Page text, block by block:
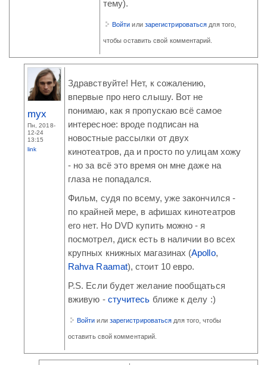
тему).
Войти или зарегистрироваться для того,
чтобы оставить свой комментарий.
myx
Пн, 2018-
12-24
13:15
link
Здравствуйте! Нет, к сожалению,
впервые про него слышу. Вот не
понимаю, как я пропускаю всё самое
интересное: вроде подписан на
новостные рассылки от двух
кинотеатров, да и просто по улицам хожу
- но за всё это время он мне даже на
глаза не попадался.
Фильм, судя по всему, уже закончился -
по крайней мере, в афишах кинотеатров
его нет. Но DVD купить можно - я
посмотрел, диск есть в наличии во всех
крупных книжных магазинах (Apollo,
Rahva Raamat), стоит 10 евро.
P.S. Если будет желание пообщаться
вживую - стучитесь ближе к делу :)
Войти или зарегистрироваться для того, чтобы
оставить свой комментарий.